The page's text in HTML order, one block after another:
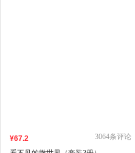
¥67.2
3064条评论